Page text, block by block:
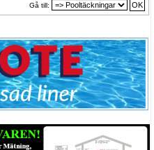
Gå till: